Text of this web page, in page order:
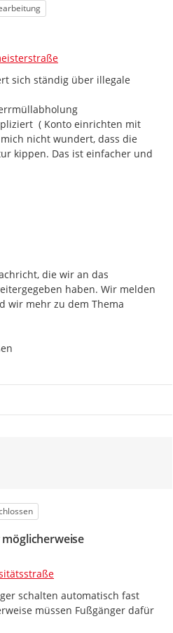
sich ständig über illegale
( Konto einrichten mit
nicht wundert, dass die
kippen. Das ist einfacher und
die wir an das
haben. Wir melden
wir mehr zu dem Thema
möglicherweise
schalten automatisch fast
müssen Fußgänger dafür